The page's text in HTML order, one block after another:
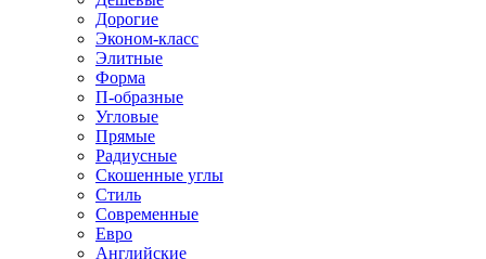
Дорогие
Эконом-класс
Элитные
Форма
П-образные
Угловые
Прямые
Радиусные
Скошенные углы
Стиль
Современные
Евро
Английские